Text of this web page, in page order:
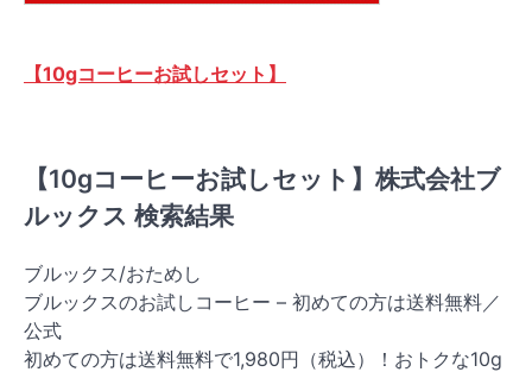
【10gコーヒーお試しセット】
【10gコーヒーお試しセット】株式会社ブ
ルックス 検索結果
ブルックス/おためし
ブルックスのお試しコーヒー – 初めての方は送料無料／
公式
初めての方は送料無料で1,980円（税込）！おトクな10g